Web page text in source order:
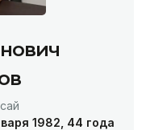
1982, 44 года